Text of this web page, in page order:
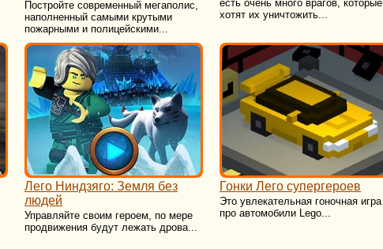
Постройте современный мегаполис,
наполненный самыми крутыми
пожарными и полицейскими...
есть очень много врагов, которые
хотят их уничтожить...
Лего Ниндзяго: Земля без
людей
Управляйте своим героем, по мере
продвижения будут лежать дрова...
Гонки Лего супергероев
Это увлекательная гоночная игра
про автомобили Lego...